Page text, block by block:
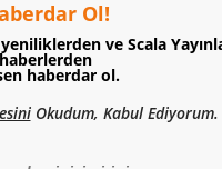
Ol!
ve Scala
haberlerden
haberdar ol.
Okudum, Kabul Ediyorum.